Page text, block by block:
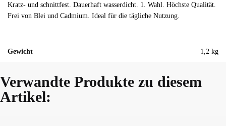
Kratz- und schnittfest. Dauerhaft wasserdicht. 1. Wahl. Höchste Qualität.
Frei von Blei und Cadmium. Ideal für die tägliche Nutzung.
Gewicht 1,2 kg
Verwandte Produkte zu diesem
Artikel: